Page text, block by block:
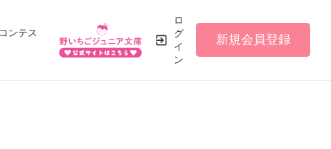
コンテス
ロ
グ
イ
ン
新規会員登録